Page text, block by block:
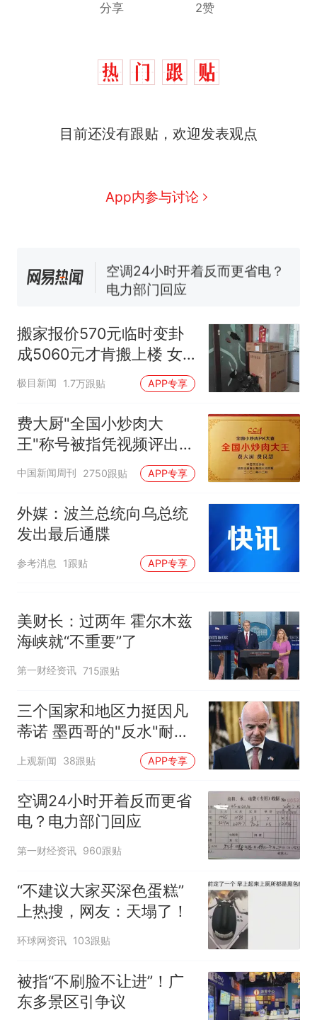
分享 2赞
目前还没有跟贴，欢迎发表观点
App内参与讨论
因老师一句“跟我回家”改写了
眼了……
佛山一中学招聘物理教师，笔
试前13名均遭淘汰？教育局：
空调24小时开着反而更省电？
电力部门回应
搜，网友：天塌了！
热 那个在床头放菜刀的女孩，
因老师一句“跟我回家”改写了
搬家报价570元临时变卦
成5060元才肯搬上楼 女
子傻眼
极目新闻 1.7万跟贴 APP专享
费大厨"全国小炒肉大
王"称号被指凭视频评出
官方回应
中国新闻周刊 2750跟贴 APP专享
外媒：波兰总统向乌总统
发出最后通牒
参考消息 1跟贴 APP专享
美财长：过两年 霍尔木兹
海峡就“不重要”了
第一财经资讯 715跟贴
三个国家和地区力挺因凡
蒂诺 墨西哥的"反水"耐人
寻味
上观新闻 38跟贴 APP专享
空调24小时开着反而更省
电？电力部门回应
第一财经资讯 960跟贴
“不建议大家买深色蛋糕”
上热搜，网友：天塌了！
环球网资讯 103跟贴
被指“不刷脸不让进”！广
东多景区引争议